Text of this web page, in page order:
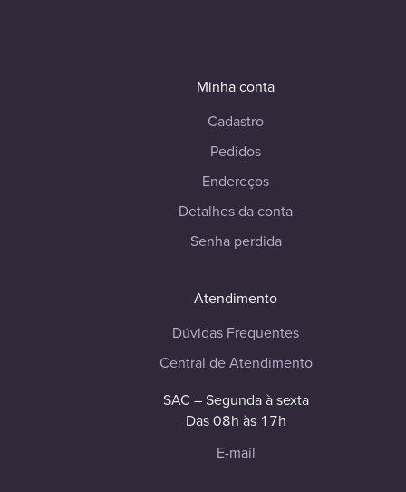
Minha conta
Cadastro
Pedidos
Endereços
Detalhes da conta
Senha perdida
Atendimento
Dúvidas Frequentes
Central de Atendimento
SAC – Segunda à sexta
Das 08h às 17h
E-mail